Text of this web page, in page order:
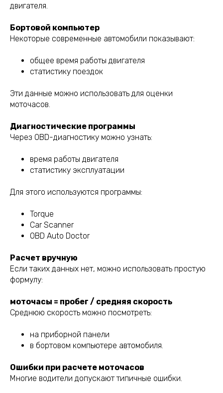
двигателя.
Бортовой компьютер
Некоторые современные автомобили показывают:
общее время работы двигателя
статистику поездок
Эти данные можно использовать для оценки
моточасов.
Диагностические программы
Через OBD-диагностику можно узнать:
время работы двигателя
статистику эксплуатации
Для этого используются программы:
Torque
Car Scanner
OBD Auto Doctor
Расчет вручную
Если таких данных нет, можно использовать простую
формулу:
моточасы = пробег / средняя скорость
Среднюю скорость можно посмотреть:
на приборной панели
в бортовом компьютере автомобиля.
Ошибки при расчете моточасов
Многие водители допускают типичные ошибки.